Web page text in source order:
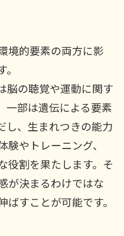
境的要素の両方に影
脳の聴覚や運動に関す
一部は遺伝による要素
し、生まれつきの能力
やトレーニング、
役割を果たします。そ
が決まるわけではな
すことが可能です。